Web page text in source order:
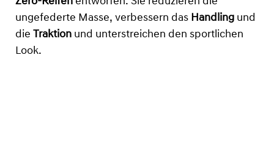
ungefederte Masse, verbessern das Handling und
die Traktion und unterstreichen den sportlichen
Look.